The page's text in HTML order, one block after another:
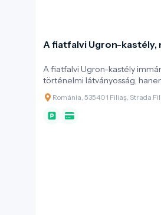
A fiatfalvi Ugron-kastély,
A fiatfalvi Ugron-kastély
történelmi látványosság,
szálláshely is azok számára,
mindennapi élményre
közötti műemléki felújítás
Románia, 535401 Filiaș, Strada